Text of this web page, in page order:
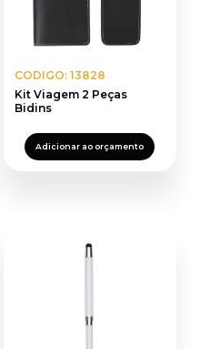
CODIGO: 13828
Kit Viagem 2 Peças
Bidins
Adicionar ao orçamento